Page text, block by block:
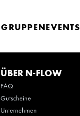
GRUPPENEVENTS
ÜBER N-FLOW
FAQ
Gutscheine
Unternehmen